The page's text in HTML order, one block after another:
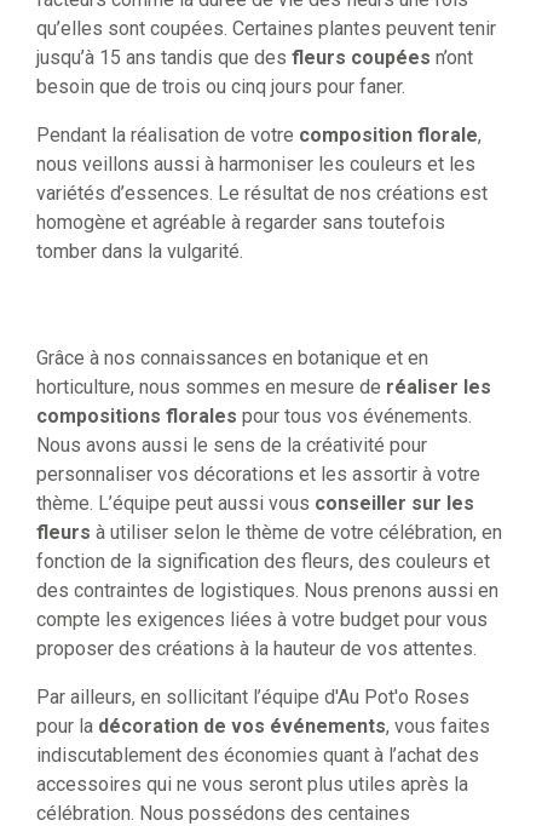
qu’elles sont coupées. Certaines plantes peuvent tenir
jusqu’à 15 ans tandis que des fleurs coupées n’ont
besoin que de trois ou cinq jours pour faner.
Pendant la réalisation de votre composition florale,
nous veillons aussi à harmoniser les couleurs et les
variétés d’essences. Le résultat de nos créations est
homogène et agréable à regarder sans toutefois
tomber dans la vulgarité.
Grâce à nos connaissances en botanique et en
horticulture, nous sommes en mesure de réaliser les
compositions florales pour tous vos événements.
Nous avons aussi le sens de la créativité pour
personnaliser vos décorations et les assortir à votre
thème. L’équipe peut aussi vous conseiller sur les
fleurs à utiliser selon le thème de votre célébration, en
fonction de la signification des fleurs, des couleurs et
des contraintes de logistiques. Nous prenons aussi en
compte les exigences liées à votre budget pour vous
proposer des créations à la hauteur de vos attentes.
Par ailleurs, en sollicitant l’équipe d'Au Pot'o Roses
pour la décoration de vos événements, vous faites
indiscutablement des économies quant à l’achat des
accessoires qui ne vous seront plus utiles après la
célébration. Nous possédons des centaines